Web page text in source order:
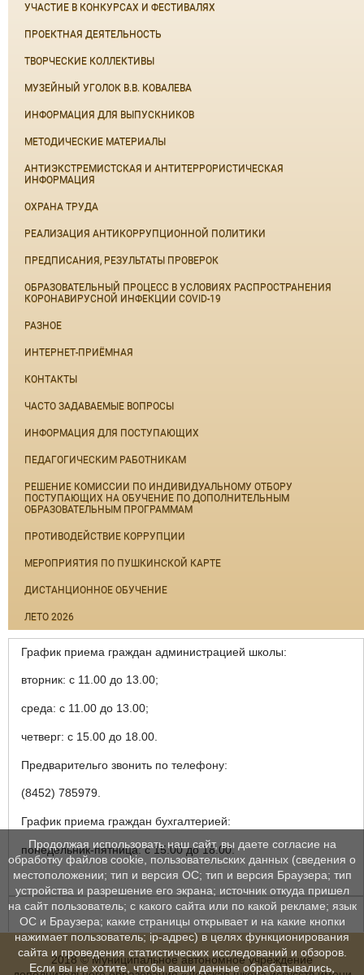
УЧАСТИЕ В КОНКУРСАХ И ФЕСТИВАЛЯХ
ПРОЕКТНАЯ ДЕЯТЕЛЬНОСТЬ
ТВОРЧЕСКИЕ КОЛЛЕКТИВЫ
МУЗЕЙНЫЙ УГОЛОК В.В. КОВАЛЕВА
ИНФОРМАЦИЯ ДЛЯ ВЫПУСКНИКОВ
МЕТОДИЧЕСКИЕ МАТЕРИАЛЫ
АНТИЭКСТРЕМИСТСКАЯ И АНТИТЕРРОРИСТИЧЕСКАЯ
ИНФОРМАЦИЯ
ОХРАНА ТРУДА
РЕАЛИЗАЦИЯ АНТИКОРРУПЦИОННОЙ ПОЛИТИКИ
ПРЕДПИСАНИЯ, РЕЗУЛЬТАТЫ ПРОВЕРОК
ОБРАЗОВАТЕЛЬНЫЙ ПРОЦЕСС В УСЛОВИЯХ РАСПРОСТРАНЕНИЯ
КОРОНАВИРУСНОЙ ИНФЕКЦИИ COVID-19
РАЗНОЕ
ИНТЕРНЕТ-ПРИЁМНАЯ
КОНТАКТЫ
ЧАСТО ЗАДАВАЕМЫЕ ВОПРОСЫ
ИНФОРМАЦИЯ ДЛЯ ПОСТУПАЮЩИХ
ПЕДАГОГИЧЕСКИМ РАБОТНИКАМ
РЕШЕНИЕ КОМИССИИ ПО ИНДИВИДУАЛЬНОМУ ОТБОРУ
ПОСТУПАЮЩИХ НА ОБУЧЕНИЕ ПО ДОПОЛНИТЕЛЬНЫМ
ОБРАЗОВАТЕЛЬНЫМ ПРОГРАММАМ
ПРОТИВОДЕЙСТВИЕ КОРРУПЦИИ
МЕРОПРИЯТИЯ ПО ПУШКИНСКОЙ КАРТЕ
ДИСТАНЦИОННОЕ ОБУЧЕНИЕ
ЛЕТО 2026
График приема граждан администрацией школы:
вторник: с 11.00 до 13.00;
среда: с 11.00 до 13.00;
четверг: с 15.00 до 18.00.
Предварительго звонить по телефону:
(8452) 785979.
График приема граждан бухгалтерией:
понедельник-пятница: с 15.00 до 18.00.
2018 © Муниципальное автономное учреждение
Продолжая использовать наш сайт, вы даете согласие на
обработку файлов cookie, пользовательских данных (сведения о
местоположении; тип и версия ОС; тип и версия Браузера; тип
устройства и разрешение его экрана; источник откуда пришел
на сайт пользователь; с какого сайта или по какой рекламе; язык
ОС и Браузера; какие страницы открывает и на какие кнопки
нажимает пользователь; ip-адрес) в целях функционирования
сайта и проведения статистических исследований и обзоров.
Если вы не хотите, чтобы ваши данные обрабатывались,